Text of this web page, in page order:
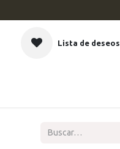
Lista de deseos